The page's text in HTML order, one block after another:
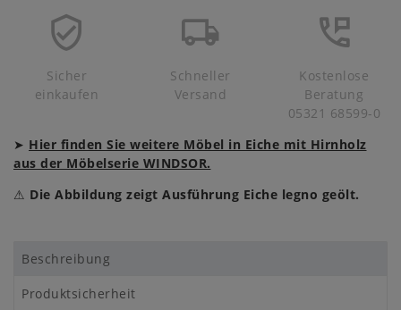
Sicher
einkaufen
Schneller
Versand
Kostenlose
Beratung
05321 68599-0
➤ Hier finden Sie weitere Möbel in Eiche mit Hirnholz
aus der Möbelserie WINDSOR.
⚠ Die Abbildung zeigt Ausführung Eiche legno geölt.
Beschreibung
Produktsicherheit